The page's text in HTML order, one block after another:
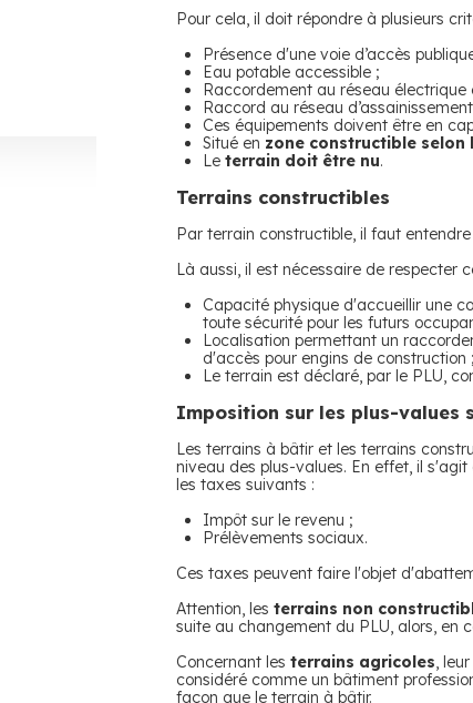
Pour cela, il doit répondre à plusieurs
Présence d'une voie d’accès
Eau potable accessible ;
Raccordement au réseau électrique
Raccord au réseau
Ces équipements doivent être en
Situé en zone constructible selon
Le terrain doit être nu.
Terrains constructibles
Par terrain constructible, il faut
Là aussi, il est nécessaire de respecter
Capacité physique d'accueillir une
toute sécurité pour les futurs
Localisation permettant un
d'accès pour engins de construction ;
Le terrain est déclaré, par le PLU,
Imposition sur les plus-values
Les terrains à bâtir et les terrains
niveau des plus-values. En effet, il
les taxes suivants :
Impôt sur le revenu ;
Prélèvements sociaux.
Ces taxes peuvent faire l'objet
Attention, les terrains non
suite au changement du PLU, alors, en
Concernant les terrains agricoles,
considéré comme un bâtiment
façon que le terrain à bâtir.